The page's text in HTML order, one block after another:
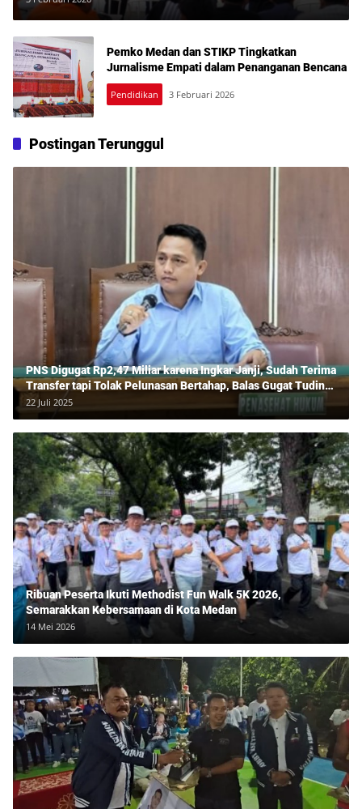
Pemko Medan dan STIKP Tingkatkan
Jurnalisme Empati dalam Penanganan Bencana
Pendidikan 3 Februari 2026
Postingan Terunggul
PNS Digugat Rp2,47 Miliar karena Ingkar Janji, Sudah Terima
Transfer tapi Tolak Pelunasan Bertahap, Balas Gugat Tuding
Lawan Tipu Rp850 Juta
22 Juli 2025
Ribuan Peserta Ikuti Methodist Fun Walk 5K 2026,
Semarakkan Kebersamaan di Kota Medan
14 Mei 2026